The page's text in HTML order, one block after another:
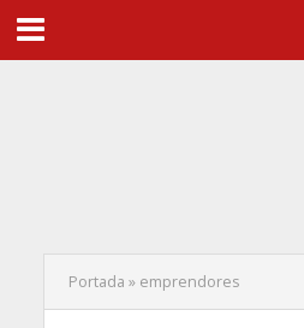
Portada » emprendores